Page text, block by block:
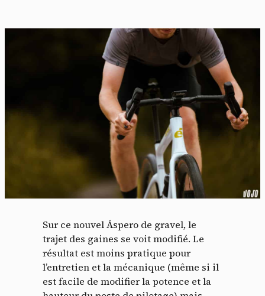
Sur ce nouvel Áspero de gravel, le
trajet des gaines se voit modifié. Le
résultat est moins pratique pour
l’entretien et la mécanique (même si il
est facile de modifier la potence et la